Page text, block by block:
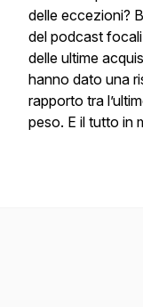
delle eccezioni?
del podcast
delle ultime
hanno dato una
rapporto tra
peso. E il tutto in